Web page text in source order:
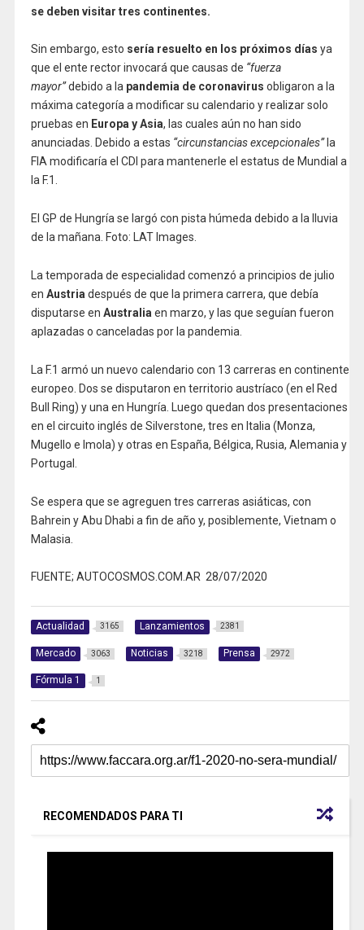
se deben visitar tres continentes.
Sin embargo, esto sería resuelto en los próximos días ya
que el ente rector invocará que causas de “fuerza
mayor”debido a la pandemia de coronavirus obligaron a la
máxima categoría a modificar su calendario y realizar solo
pruebas en Europa y Asia, las cuales aún no han sido
anunciadas. Debido a estas “circunstancias excepcionales”la
FIA modificaría el CDI para mantenerle el estatus de Mundial a
la F.1.
El GP de Hungría se largó con pista húmeda debido a la lluvia
de la mañana. Foto: LAT Images.
La temporada de especialidad comenzó a principios de julio
en Austria después de que la primera carrera, que debía
disputarse en Australia en marzo, y las que seguían fueron
aplazadas o canceladas por la pandemia.
La F.1 armó un nuevo calendario con 13 carreras en continente
europeo. Dos se disputaron en territorio austríaco (en el Red
Bull Ring) y una en Hungría. Luego quedan dos presentaciones
en el circuito inglés de Silverstone, tres en Italia (Monza,
Mugello e Imola) y otras en España, Bélgica, Rusia, Alemania y
Portugal.
Se espera que se agreguen tres carreras asiáticas, con
Bahrein y Abu Dhabi a fin de año y, posiblemente, Vietnam o
Malasia.
FUENTE; AUTOCOSMOS.COM.AR 28/07/2020
Actualidad 3165 Lanzamientos 2381
Mercado 3063 Noticias 3218 Prensa 2972
Fórmula 1 1
RECOMENDADOS PARA TI